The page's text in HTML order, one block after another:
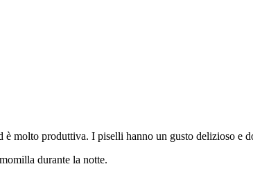
è molto produttiva. I piselli hanno un gusto delizioso e
durante la notte.